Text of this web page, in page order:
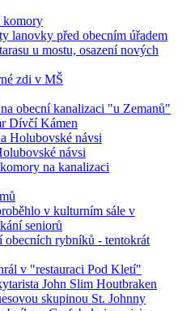
komory
lanovky před obecním úřadem
u mostu, osazení nových
zdi v MŠ
obecní kanalizaci "u Zemanů"
Dívčí Kámen
Holubovské návsi
návsi
na kanalizaci
v kulturním sále v
seniorů
obecních rybníků - tentokrát
v "restauraci Pod Kletí"
John Slim Houtbraken
skupinou St. Johnny